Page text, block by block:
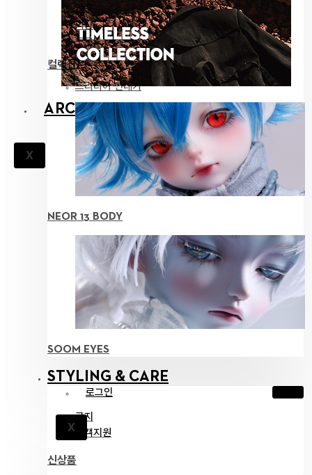
ARCHIVES
X
안구
의상
도구
컬렉션
드리티아 연대기
NEOR 13 BODY
SOOM EYES
STYLING & CARE
로그인
X
공지
고객지원
신상품